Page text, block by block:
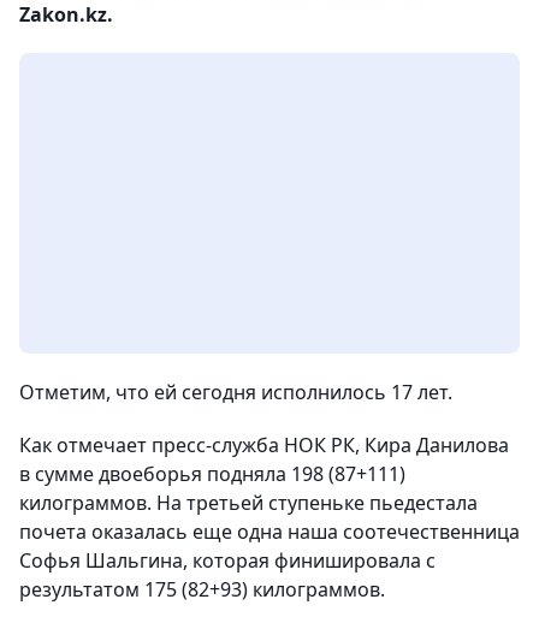
Zakon.kz.
Отметим, что ей сегодня исполнилось 17 лет.
Как отмечает пресс-служба НОК РК, Кира Данилова
в сумме двоеборья подняла 198 (87+111)
килограммов. На третьей ступеньке пьедестала
почета оказалась еще одна наша соотечественница
Софья Шальгина, которая финишировала с
результатом 175 (82+93) килограммов.